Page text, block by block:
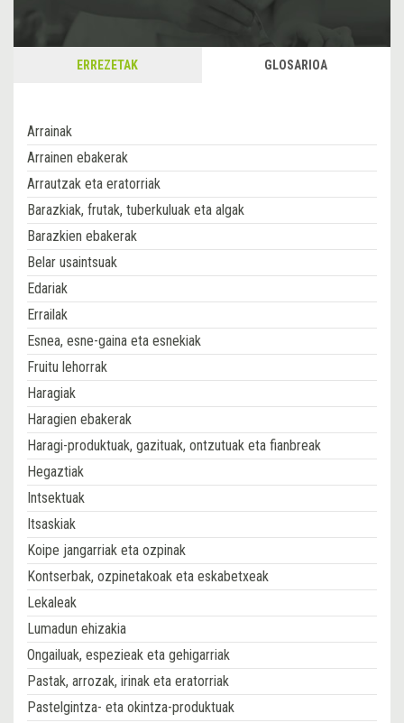
ERREZETAK GLOSARIOA
Arrainak
Arrainen ebakerak
Arrautzak eta eratorriak
Barazkiak, frutak, tuberkuluak eta algak
Barazkien ebakerak
Belar usaintsuak
Edariak
Errailak
Esnea, esne-gaina eta esnekiak
Fruitu lehorrak
Haragiak
Haragien ebakerak
Haragi-produktuak, gazituak, ontzutuak eta fianbreak
Hegaztiak
Intsektuak
Itsaskiak
Koipe jangarriak eta ozpinak
Kontserbak, ozpinetakoak eta eskabetxeak
Lekaleak
Lumadun ehizakia
Ongailuak, espezieak eta gehigarriak
Pastak, arrozak, irinak eta eratorriak
Pastelgintza- eta okintza-produktuak